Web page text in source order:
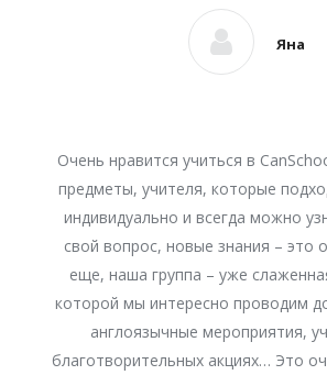
Яна
Очень нравится учиться в
предметы, учителя, которые
индивидуально и всегда можно
свой вопрос, новые знания – это
еще, наша группа – уже
которой мы интересно проводим
англоязычные мероприятия,
благотворительных акциях… Это